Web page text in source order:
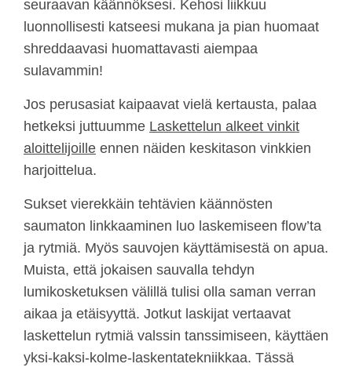
seuraavan käännöksesi. Kehosi liikkuu
luonnollisesti katseesi mukana ja pian huomaat
shreddaavasi huomattavasti aiempaa
sulavammin!
Jos perusasiat kaipaavat vielä kertausta, palaa
hetkeksi juttuumme Laskettelun alkeet vinkit
aloittelijoille ennen näiden keskitason vinkkien
harjoittelua.
Sukset vierekkäin tehtävien käännösten
saumaton linkkaaminen luo laskemiseen flow’ta
ja rytmiä. Myös sauvojen käyttämisestä on apua.
Muista, että jokaisen sauvalla tehdyn
lumikosketuksen välillä tulisi olla saman verran
aikaa ja etäisyyttä. Jotkut laskijat vertaavat
laskettelun rytmiä valssin tanssimiseen, käyttäen
yksi-kaksi-kolme-laskentatekniikkaa. Tässä